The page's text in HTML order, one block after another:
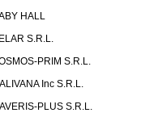
HALL
S.R.L.
PRIM S.R.L.
Inc S.R.L.
PLUS S.R.L.